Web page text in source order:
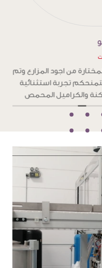
من اجود المزارع وتم
تجربة استثنائية
والكراميل المحمص